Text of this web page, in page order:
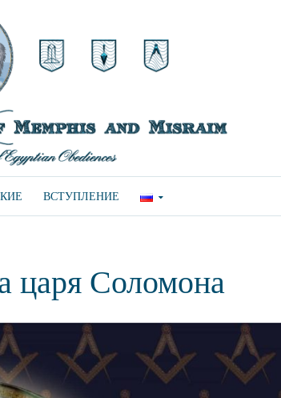
ВСТУПЛЕНИЕ
царя Соломона